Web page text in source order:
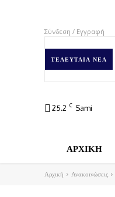
Σύνδεση / Εγγραφή
ΤΕΛΕΥΤΑΊΑ ΝΈΑ
25.2 C Sami
ΑΡΧΙΚΗ
Αρχική Ανακοινώσεις